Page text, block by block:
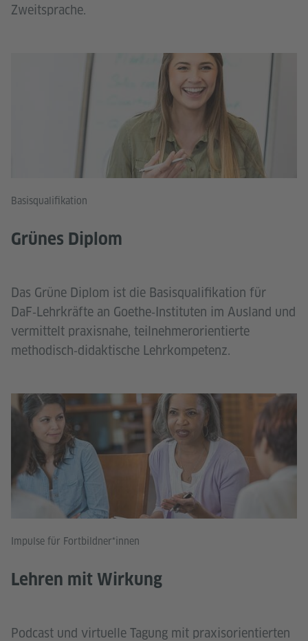
Zweitsprache.
Basisqualifikation
Grünes Diplom
Das Grüne Diplom ist die Basisqualifikation für
DaF‑Lehrkräfte an Goethe‑Instituten im Ausland und
vermittelt praxisnahe, teilnehmerorientierte
methodisch‑didaktische Lehrkompetenz.
Impulse für Fortbildner*innen
Lehren mit Wirkung
Podcast und virtuelle Tagung mit praxisorientierten